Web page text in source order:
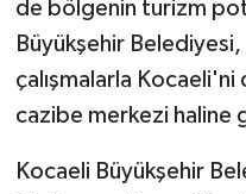
de bölgenin turizm
Büyükşehir
çalışmalarla Kocaeli'ni
cazibe merkezi haline
Kocaeli Büyükşehir